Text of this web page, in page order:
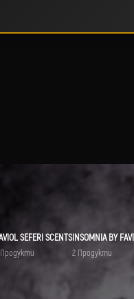
SEFERI SCENTSINSOMNIA BY
2 Продукти